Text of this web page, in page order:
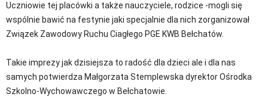
Uczniowie tej placówki a także nauczyciele, rodzice -mogli się
wspólnie bawić na festynie jaki specjalnie dla nich zorganizował
Związek Zawodowy Ruchu Ciagłego PGE KWB Bełchatów.
Takie imprezy jak dzisiejsza to radość dla dzieci ale i dla nas
samych potwierdza Małgorzata Stemplewska dyrektor Ośrodka
Szkolno-Wychowawczego w Bełchatowie.